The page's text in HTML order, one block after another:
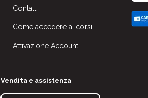
Contatti
Come accedere ai corsi
Attivazione Account
Vendita e assistenza